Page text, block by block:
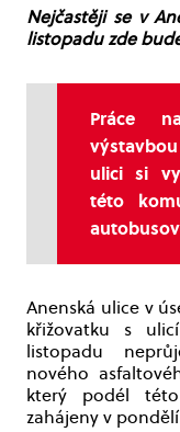
Nejčastěji se v
listopadu zde
Práce
ulici si
této
Anenská ulice v
křižovatku s
listopadu
nového
který podél
zahájeny v pondělí